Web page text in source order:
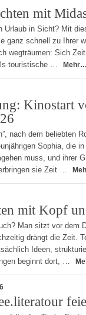
mit
Urlaub in Sicht? Mit
ganz schnell zu Ihrer
wegträumen: Sich
touristische …
Mehr…
Kinostart
nach dem beliebten
Sophia, die
muss, und ihrer
sie Zeit …
mit Kopf
Man sitzt vor dem
drängt die Zeit.
Ideen,
beginnt dort, …